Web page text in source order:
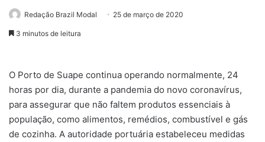
Redação Brazil Modal 25 de março de 2020
3 minutos de leitura
O Porto de Suape continua operando normalmente, 24
horas por dia, durante a pandemia do novo coronavírus,
para assegurar que não faltem produtos essenciais à
população, como alimentos, remédios, combustível e gás
de cozinha. A autoridade portuária estabeleceu medidas